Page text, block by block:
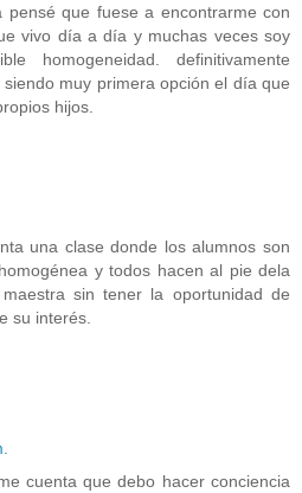
pensé que fuese a encontrarme con
vivo día a día y muchas veces soy
homogeneidad. definitivamente
muy primera opción el día que
hijos.
una clase donde los alumnos son
y todos hacen al pie dela
sin tener la oportunidad de
su interés.
cuenta que debo hacer conciencia